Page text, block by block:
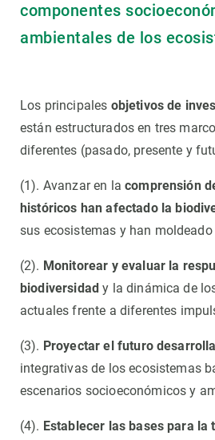
componentes
ambientales de los
Los principales objetivos de
están estructurados en tres
diferentes (pasado, presente y
(1). Avanzar en lacomprensión
históricos han afectado la
sus ecosistemas y han
(2). Monitorear y evaluar la
biodiversidad y la dinámica de
actuales frente a diferentes
(3). Proyectar el futuro
integrativas de los ecosistemas
escenarios socioeconómicos y
(4). Establecer las bases para la